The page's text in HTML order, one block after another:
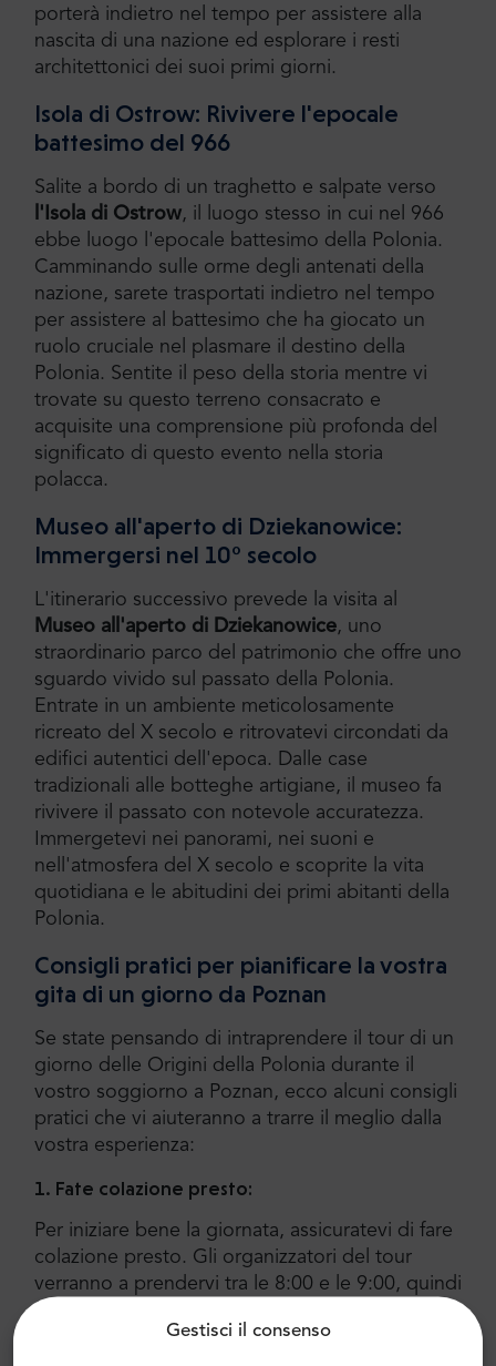
Gestisci il consenso
porterà indietro nel tempo per assistere alla
nascita di una nazione ed esplorare i resti
architettonici dei suoi primi giorni.
Isola di Ostrow: Rivivere l'epocale
battesimo del 966
Salite a bordo di un traghetto e salpate verso
l'Isola di Ostrow, il luogo stesso in cui nel 966
ebbe luogo l'epocale battesimo della Polonia.
Camminando sulle orme degli antenati della
nazione, sarete trasportati indietro nel tempo
per assistere al battesimo che ha giocato un
ruolo cruciale nel plasmare il destino della
Polonia. Sentite il peso della storia mentre vi
trovate su questo terreno consacrato e
acquisite una comprensione più profonda del
significato di questo evento nella storia
polacca.
Museo all'aperto di Dziekanowice:
Immergersi nel 10° secolo
L'itinerario successivo prevede la visita al
Museo all'aperto di Dziekanowice, uno
straordinario parco del patrimonio che offre uno
sguardo vivido sul passato della Polonia.
Entrate in un ambiente meticolosamente
ricreato del X secolo e ritrovatevi circondati da
edifici autentici dell'epoca. Dalle case
tradizionali alle botteghe artigiane, il museo fa
rivivere il passato con notevole accuratezza.
Immergetevi nei panorami, nei suoni e
nell'atmosfera del X secolo e scoprite la vita
quotidiana e le abitudini dei primi abitanti della
Polonia.
Consigli pratici per pianificare la vostra
gita di un giorno da Poznan
Se state pensando di intraprendere il tour di un
giorno delle Origini della Polonia durante il
vostro soggiorno a Poznan, ecco alcuni consigli
pratici che vi aiuteranno a trarre il meglio dalla
vostra esperienza:
1. Fate colazione presto:
Per iniziare bene la giornata, assicuratevi di fare
colazione presto. Gli organizzatori del tour
verranno a prendervi tra le 8:00 e le 9:00, quindi